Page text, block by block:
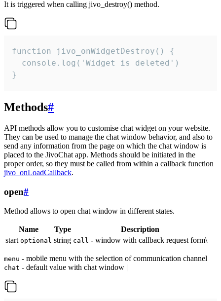
It is triggered when calling jivo_destroy() method.
function jivo_onWidgetDestroy() {
  console.log('Widget is deleted')
}
Methods#
API methods allow you to customise chat widget on your website.
They can be used to manage the chat window behavior, and also to
send any information from the page on which the chat window is
placed to the JivoChat app. Methods should be initiated in the
proper order, so they must be called from within a callback function
jivo_onLoadCallback.
open#
Method allows to open chat window in different states.
Name Type
Description
start optional string call - window with callback request form\
menu - mobile menu with the selection of communication channel
chat - default value with chat window |